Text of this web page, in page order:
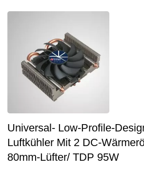
Universal- Low-Profile-
Luftkühler Mit 2 DC-
80mm-Lüfter/ TDP 95W